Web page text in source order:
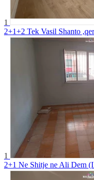
1
2+1+2 Tek Vasil Shanto
1
2+1 Ne Shitje ne Ali Dem